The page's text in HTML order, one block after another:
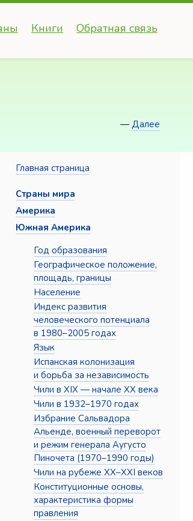
Книги Обратная связь
— Далее
Главная страница
Страны мира
Америка
Южная Америка
Год образования
Географическое положение,
площадь, границы
Население
Индекс развития
человеческого потенциала
в 1980–2005 годах
Язык
Испанская колонизация
и борьба за независимость
Чили в XIX — начале XX века
Чили в 1932–1970 годах
Избрание Сальвадора
Альенде, военный переворот
и режим генерала Аугусто
Пиночета (1970–1990 годы)
Чили на рубеже XX–XXI веков
Конституционные основы,
характеристика формы
правления